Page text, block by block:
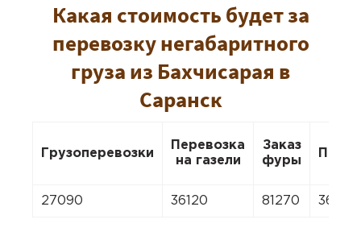
Какая стоимость будет за
перевозку негабаритного
груза из Бахчисарая в
Саранск
Грузоперевозки
Перевозка
на газели
Заказ
фуры
27090 36120 81270 36120